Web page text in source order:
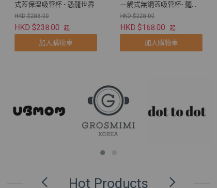
式蓋保溫吸管杯 - 恐龍世界
HKD $288.00
HKD $238.00 起
加入購物車
一觸式無鋼蓋吸管杯- 麵團
狗狗
HKD $228.00
HKD $168.00 起
加入購物車
Hot Products